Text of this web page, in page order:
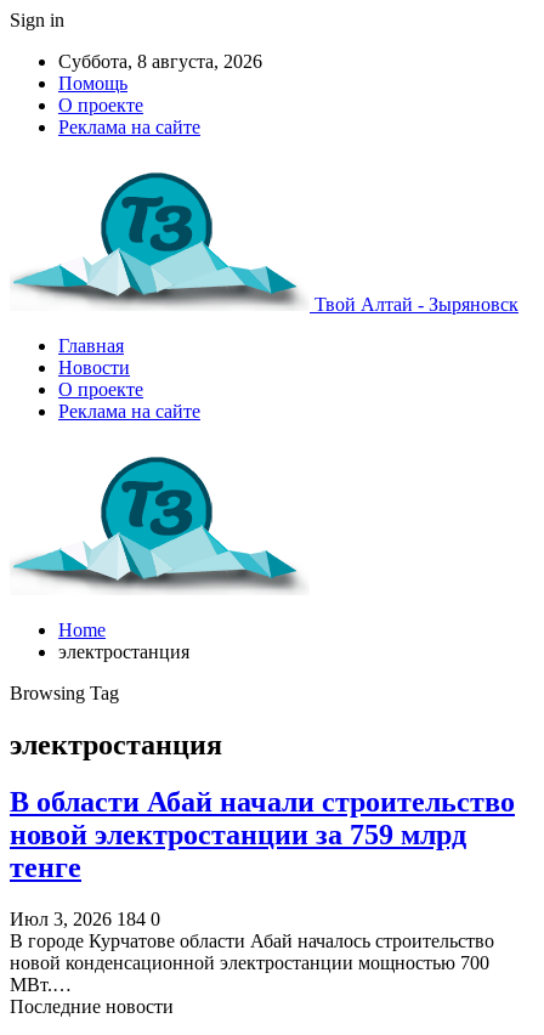
Sign in
Суббота, 8 августа, 2026
Помощь
О проекте
Реклама на сайте
Твой Алтай - Зыряновск
Главная
Новости
О проекте
Реклама на сайте
Home
электростанция
Browsing Tag
электростанция
В области Абай начали строительство
новой электростанции за 759 млрд
тенге
Июл 3, 2026 184 0
В городе Курчатове области Абай началось строительство
новой конденсационной электростанции мощностью 700
МВт.…
Последние новости